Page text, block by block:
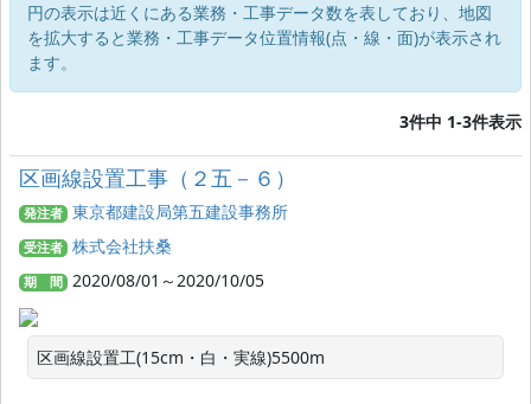
円の表示は近くにある業務・工事データ数を表しており、地図
を拡大すると業務・工事データ位置情報(点・線・面)が表示され
ます。
3件中 1-3件表示
区画線設置工事（２五－６）
発注者 東京都建設局第五建設事務所
受注者 株式会社扶桑
期 間 2020/08/01～2020/10/05
区画線設置工(15cm・白・実線)5500m